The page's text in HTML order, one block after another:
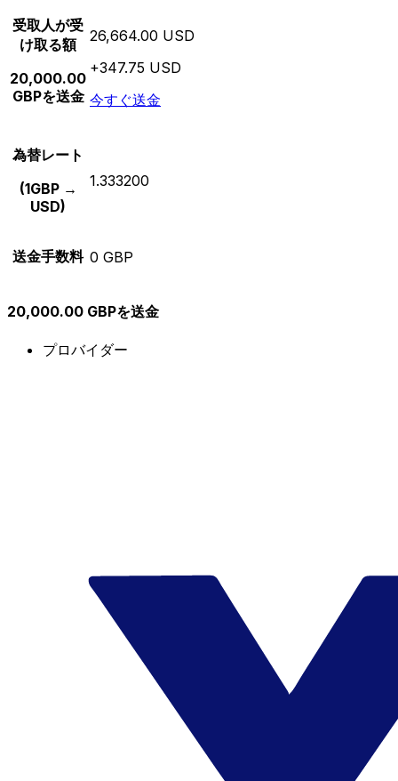
受取人が受
け取る額
20,000.00
GBPを送金
26,664.00 USD
+347.75 USD
今すぐ送金
為替レート
(1GBP →
USD)
1.333200
送金手数料 0 GBP
20,000.00 GBPを送金
プロバイダー